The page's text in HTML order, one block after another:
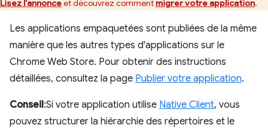
Lisez l'annonceet découvrez comment migrer votre application.
Les applications empaquetées sont publiées de la même
manière que les autres types d'applications sur le
Chrome Web Store. Pour obtenir des instructions
détaillées, consultez la page Publier votre application.
Conseil:Si votre application utilise Native Client, vous
pouvez structurer la hiérarchie des répertoires et le